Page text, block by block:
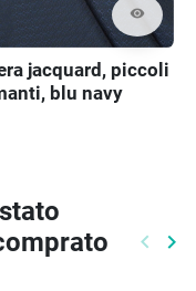
visibility
jacquard, piccoli
blu navy
keyboard_arrow_left keyboard_arrow_right